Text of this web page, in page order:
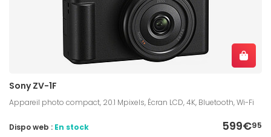
Sony ZV-1F
Appareil photo compact, 20.1 Mpixels, Écran LCD, 4K, Bluetooth, Wi-Fi
599€95
Dispo web : En stock